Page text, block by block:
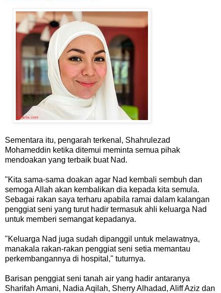
Sementara itu, pengarah terkenal, Shahrulezad
Mohameddin ketika ditemui meminta semua pihak
mendoakan yang terbaik buat Nad.
"Kita sama-sama doakan agar Nad kembali sembuh dan
semoga Allah akan kembalikan dia kepada kita semula.
Sebagai rakan saya terharu apabila ramai dalam kalangan
penggiat seni yang turut hadir termasuk ahli keluarga Nad
untuk memberi semangat kepadanya.
"Keluarga Nad juga sudah dipanggil untuk melawatnya,
manakala rakan-rakan penggiat seni setia memantau
perkembangannya di hospital," tuturnya.
Barisan penggiat seni tanah air yang hadir antaranya
Sharifah Amani, Nadia Aqilah, Sherry Alhadad, Aliff Aziz dan